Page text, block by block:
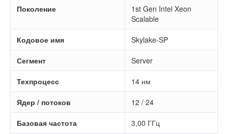
Поколение
1st Gen Intel Xeon
Scalable
Кодовое имя Skylake-SP
Сегмент Server
Техпроцесс 14 нм
Ядер / потоков 12 / 24
Базовая частота 3,00 ГГц